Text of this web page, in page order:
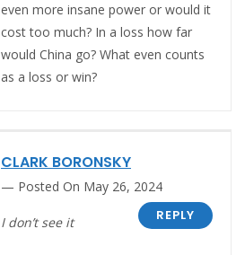
even more insane power or would it
cost too much? In a loss how far
would China go? What even counts
as a loss or win?
CLARK BORONSKY
Posted On May 26, 2024
REPLY
I don’t see it